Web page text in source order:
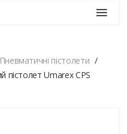
Пневматичні пістолети
пістолет Umarex CPS